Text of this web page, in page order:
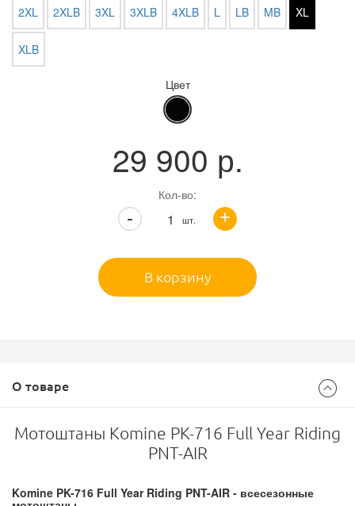
2XL
2XLB 3XL 3XLB 4XLB L LB MB XL
XLB
Цвет
29 900 р.
Кол-во:
шт. +
-
В корзину
О товаре
Мотоштаны Komine PK-716 Full Year Riding
PNT-AIR
Komine PK-716 Full Year Riding PNT-AIR - всесезонные